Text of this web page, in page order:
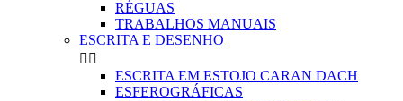
RÉGUAS
TRABALHOS MANUAIS
ESCRITA E DESENHO
 
ESCRITA EM ESTOJO CARAN DACH
ESFEROGRÁFICAS